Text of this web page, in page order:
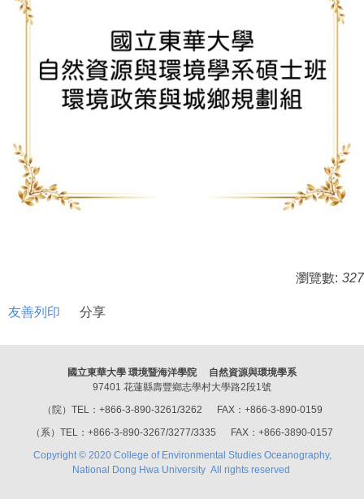
瀏覽數: 327
友善列印 分享
國立東華大學 環境暨海洋學院 自然資源與環境學系
97401 花蓮縣壽豐鄉志學村大學路2段1號
（院）TEL：+866-3-890-3261/3262 FAX：+866-3-890-0159
（系）TEL：+866-3-890-3267/3277/3335 FAX：+866-3890-0157
Copyright © 2020 College of Environmental Studies Oceanography,
National Dong Hwa University All rights reserved